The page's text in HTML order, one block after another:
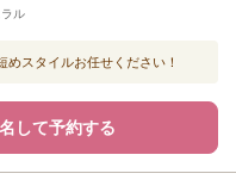
ル
めスタイルお任せください！
して予約する